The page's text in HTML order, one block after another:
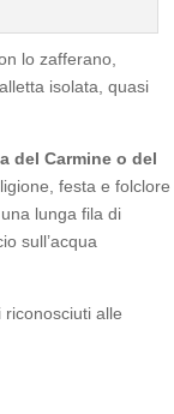
lo zafferano,
isolata, quasi
del Carmine o del
festa e folclore
lunga fila di
sull’acqua
riconosciuti alle